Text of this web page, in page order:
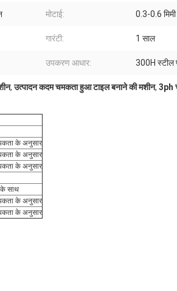
मोटाई: 0.3-0.6 मिमी
गारंटी: 1 साल
उपकरण आधार: 300H स्टील
,उत्पादन कदम चमकता हुआ टाइल बनाने की मशीन, 3ph
के अनुसार
के अनुसार
के अनुसार
के साथ
के अनुसार
के अनुसार